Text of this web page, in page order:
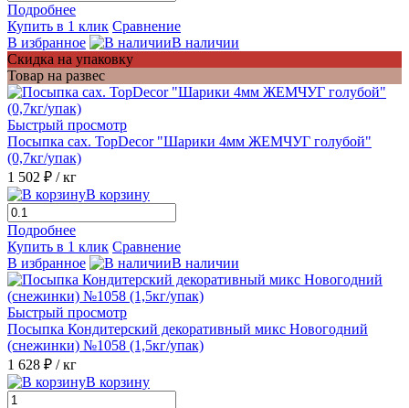
Подробнее
Купить в 1 клик Сравнение
В избранное
В наличии
Скидка на упаковку
Товар на развес
Быстрый просмотр
Посыпка сах. TopDecor "Шарики 4мм ЖЕМЧУГ голубой"
(0,7кг/упак)
1 502 ₽ / кг
В корзину
Подробнее
Купить в 1 клик Сравнение
В избранное
В наличии
Быстрый просмотр
Посыпка Кондитерский декоративный микс Новогодний
(снежинки) №1058 (1,5кг/упак)
1 628 ₽ / кг
В корзину